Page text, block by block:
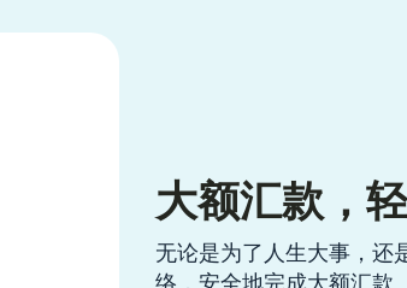
大额汇款，
无论是为了人生大事，还
络，安全地完成大额汇款